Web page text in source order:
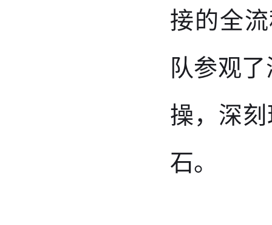
接的全
队参观了
操， 深
石。